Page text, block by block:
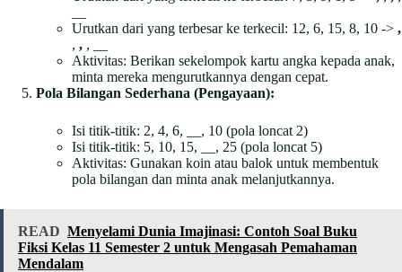
Urutkan dari yang terbesar ke terkecil: 12, 6, 15, 8, 10 -> ,
, , , __
Aktivitas: Berikan sekelompok kartu angka kepada anak,
minta mereka mengurutkannya dengan cepat.
Pola Bilangan Sederhana (Pengayaan):
Isi titik-titik: 2, 4, 6, __, 10 (pola loncat 2)
Isi titik-titik: 5, 10, 15, __, 25 (pola loncat 5)
Aktivitas: Gunakan koin atau balok untuk membentuk
pola bilangan dan minta anak melanjutkannya.
READ Menyelami Dunia Imajinasi: Contoh Soal Buku
Fiksi Kelas 11 Semester 2 untuk Mengasah Pemahaman
Mendalam